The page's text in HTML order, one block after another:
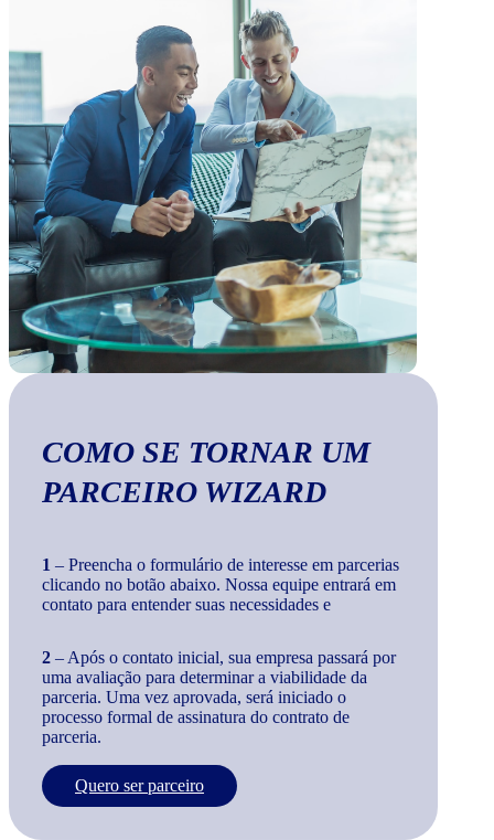
COMO SE TORNAR UM
PARCEIRO WIZARD
1 – Preencha o formulário de interesse em parcerias
clicando no botão abaixo. Nossa equipe entrará em
contato para entender suas necessidades e
2 – Após o contato inicial, sua empresa passará por
uma avaliação para determinar a viabilidade da
parceria. Uma vez aprovada, será iniciado o
processo formal de assinatura do contrato de
parceria.
Quero ser parceiro